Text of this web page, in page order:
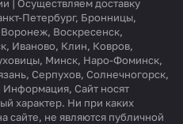
| Осуществляем доставку
Петербург, Бронницы,
Воскресенск,
Иваново, Клин, Ковров,
Минск, Наро-Фоминск,
Серпухов, Солнечногорск,
Информация, Сайт носят
характер. Ни при каких
сайте, не являются публичной